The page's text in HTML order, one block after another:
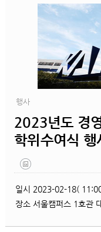
행사
2023년도 경
학위수여식 행
일시 2023-02-18(
장소 서울캠퍼스 1호관